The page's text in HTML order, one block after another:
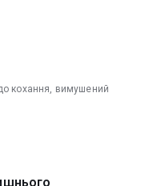
кохання, вимушений